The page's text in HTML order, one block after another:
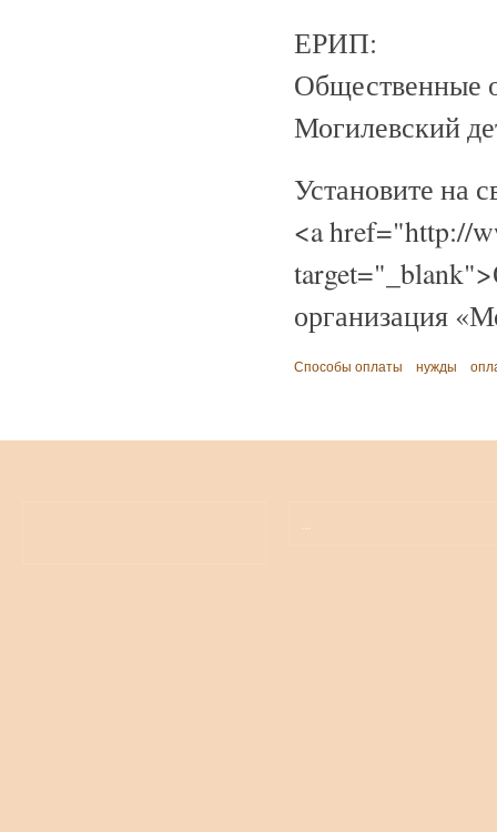
ЕРИП:
Общественные
Могилевский
Установите на
<a href="http://
организация
Способы оплаты нужды